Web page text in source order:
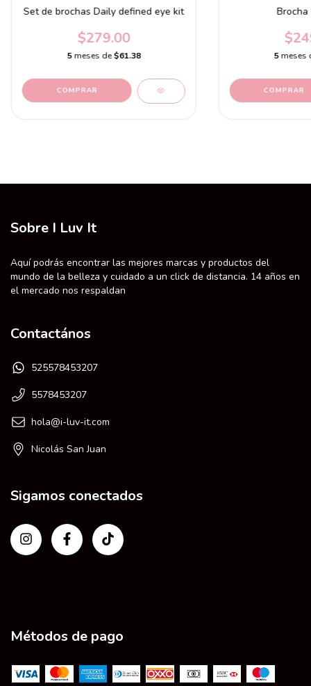
Set de brochas Daily defined eye kit
$279.00
5 meses de$61.38 5meses
Sobre I Luv It
Aquí podrás encontrar las mejores marcas y productos del
mundo de la belleza y cuidado a un click de distancia. 14 años en
el mercado nos respaldan
Contactános
525578453207
5578453207
hola@i-luv-it.com
Nicolás San Juan
Sigamos conectados
Métodos de pago